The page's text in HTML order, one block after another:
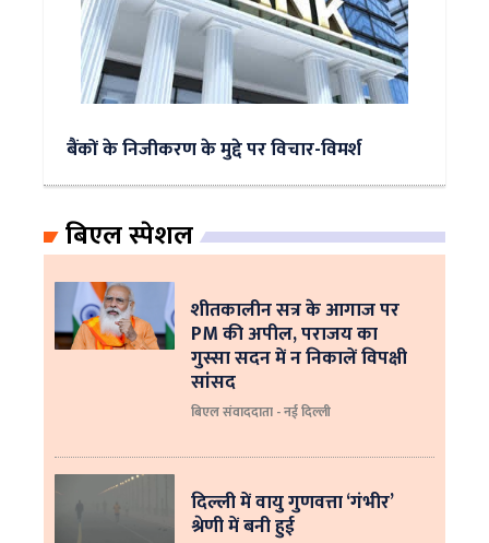
बैंकों के निजीकरण के मुद्दे पर विचार-विमर्श
बिएल स्पेशल
शीतकालीन सत्र के आगाज पर
PM की अपील, पराजय का
गुस्सा सदन में न निकालें विपक्षी
सांसद
बिएल संवाददाता - नई दिल्ली
दिल्ली में वायु गुणवत्ता ‘गंभीर’
श्रेणी में बनी हुई